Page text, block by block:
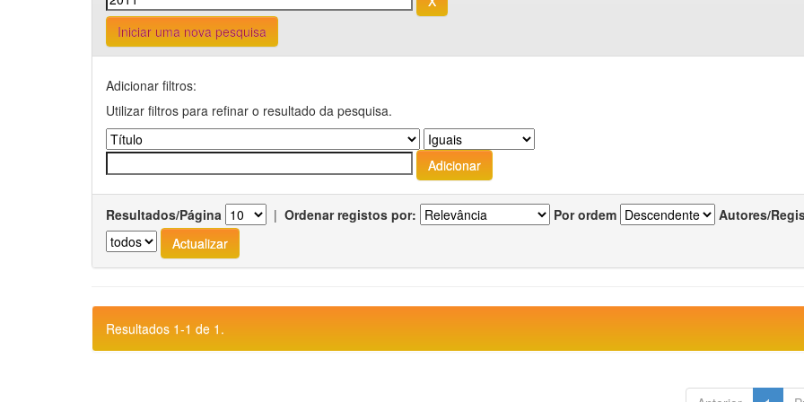
Iniciar uma nova pesquisa
Adicionar filtros:
Utilizar filtros para refinar o resultado da pesquisa.
Resultados/Página | Ordenar registos por: Por ordem Autores/
Resultados 1-1 de 1.